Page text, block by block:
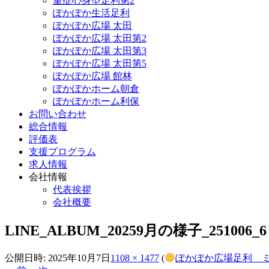
ぽかぽか生活足利
ぽかぽか広場 太田
ぽかぽか広場 太田第2
ぽかぽか広場 太田第3
ぽかぽか広場 太田第5
ぽかぽか広場 館林
ぽかぽかホーム朝倉
ぽかぽかホーム利保
お問い合わせ
総合情報
評価表
支援プログラム
求人情報
会社情報
代表挨拶
会社概要
LINE_ALBUM_20259月の様子_251006_6
公開日時: 2025年10月7日 1108 × 1477 ( ぽかぽか広場足利